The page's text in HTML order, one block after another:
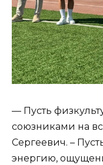
— Пусть
союзниками на
Сергеевич. –
энергию,